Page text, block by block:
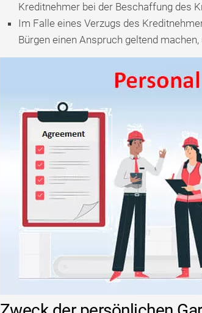
Kreditnehmer bei der Beschaffung des
Im Falle eines Verzugs des
Bürgen einen Anspruch geltend